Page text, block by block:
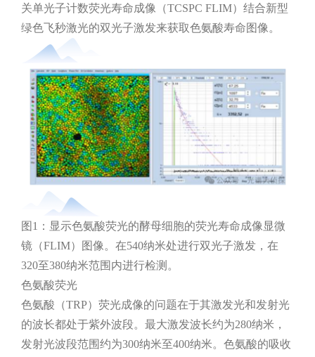
关单光子计数荧光寿命成像（TCSPC FLIM）结合新型
绿色飞秒激光的双光子激发来获取色氨酸寿命图像。
图1：显示色氨酸荧光的酵母细胞的荧光寿命成像显微
镜（FLIM）图像。在540纳米处进行双光子激发，在
320至380纳米范围内进行检测。
色氨酸荧光
色氨酸（TRP）荧光成像的问题在于其激发光和发射光
的波长都处于紫外波段。最大激发波长约为280纳米，
发射光波段范围约为300纳米至400纳米。色氨酸的吸收